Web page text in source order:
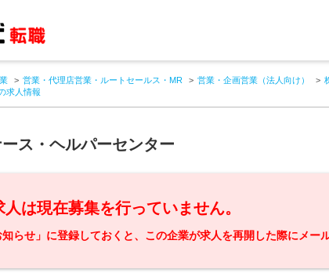
営業・代理店営業・ルートセールス・MR 営業・企画営業（法人向け）
求人情報
ス・ヘルパーセンター
人は現在募集を行っていません。
知らせ」に登録しておくと、この企業が求人を再開した際にメー